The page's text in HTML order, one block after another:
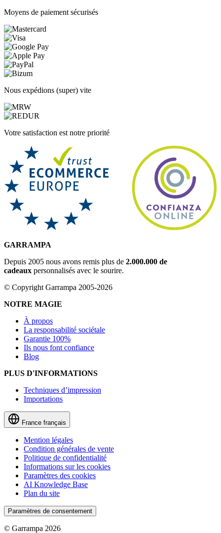
Moyens de paiement sécurisés
Nous expédions (super) vite
Votre satisfaction est notre priorité
GARRAMPA
Depuis 2005 nous avons remis plus de 2.000.000 de
cadeaux personnalisés avec le sourire.
© Copyright Garrampa 2005-2026
NOTRE MAGIE
À propos
La responsabilité sociétale
Garantie 100%
Ils nous font confiance
Blog
PLUS D'INFORMATIONS
Techniques d’impression
Importations
France français
Mention légales
Condition générales de vente
Politique de confidentialité
Informations sur les cookies
Paramètres des cookies
AI Knowledge Base
Plan du site
Paramètres de consentement
© Garrampa 2026